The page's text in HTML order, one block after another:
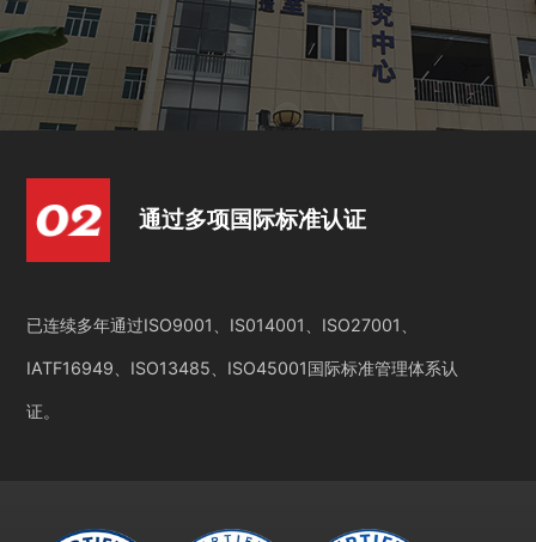
通过多项国际标准认证
已连续多年通过ISO9001、IS014001、ISO27001、
IATF16949、ISO13485、ISO45001国际标准管理体系认
证。